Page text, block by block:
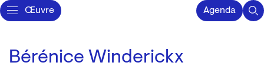
Œuvre Agenda
Bérénice Winderickx